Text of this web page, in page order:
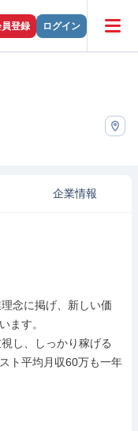
登録 ログイン
企業情報
念に掲げ、新しい価
ます。
し、しっかり稼げる
ト平均月収60万も一年